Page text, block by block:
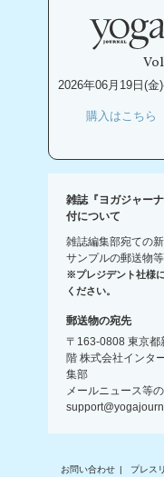
2026年06月19日(金)
購入はこちら
雑誌『ヨガジャー
付について
雑誌編集部宛ての
サンプルの郵送物
※プレジデント社様
ください。
郵送物の宛先
〒163-0808 東京
階 株式会社インタ
集部
メールニュース等の
お問い合わせ プレス